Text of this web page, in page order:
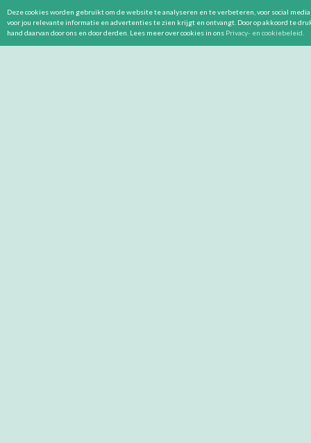
Deze cookies worden gebruikt om de website te analyseren en te verbeteren, voor social
voor jou relevante informatie en advertenties te zien krijgt en ontvangt. Door op akkoord te
hand daarvan door ons en door derden. Lees meer over cookies in ons Privacy- en cookiebeleid